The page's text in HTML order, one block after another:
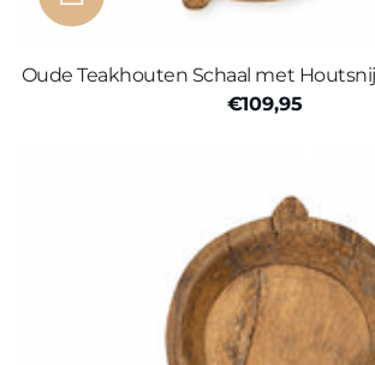
Oude Teakhouten Schaal met
€109,95